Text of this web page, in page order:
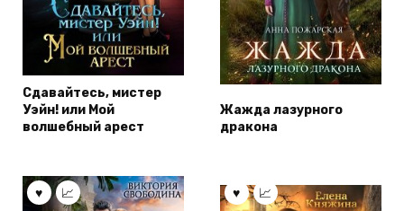
Сдавайтесь, мистер
Уэйн! или Мой
волшебный арест
Жажда лазурного
дракона